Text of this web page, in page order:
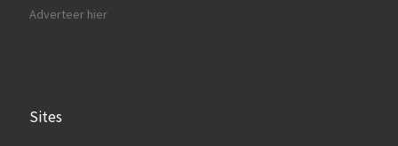
Adverteer hier
Sites